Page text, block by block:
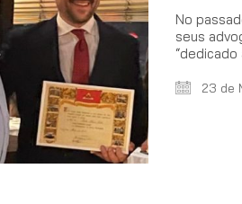
No
seus
23 de